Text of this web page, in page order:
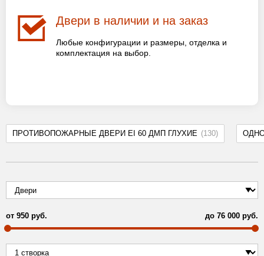
ПРОТИВОПОЖАРНЫЕ ДВЕРИ EI 60 ДМП ГЛУХИЕ (130)
от 950 руб. до 76 000 руб.
Двери в наличии и на заказ
Любые конфигурации и размеры, отделка и
комплектация на выбор.